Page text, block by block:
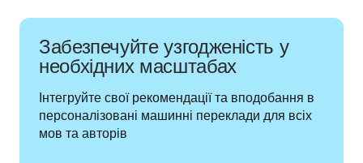
Забезпечуйте узгодженість у
необхідних масштабах
Інтегруйте свої рекомендації та вподобання в
персоналізовані машинні переклади для всіх
мов та авторів